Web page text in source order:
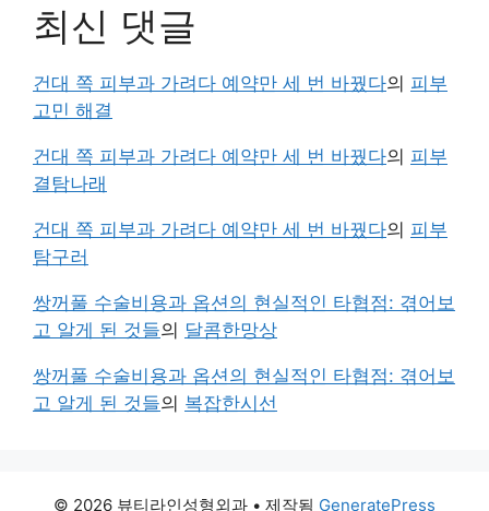
최신 댓글
건대 쪽 피부과 가려다 예약만 세 번 바꿨다의 피부
고민 해결
건대 쪽 피부과 가려다 예약만 세 번 바꿨다의 피부
결탐나래
건대 쪽 피부과 가려다 예약만 세 번 바꿨다의 피부
탐구러
쌍꺼풀 수술비용과 옵션의 현실적인 타협점: 겪어보
고 알게 된 것들의 달콤한망상
쌍꺼풀 수술비용과 옵션의 현실적인 타협점: 겪어보
고 알게 된 것들의 복잡한시선
© 2026 뷰티라인성형외과 • 제작됨 GeneratePress